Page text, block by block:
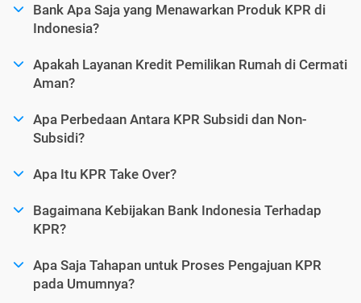
Bank Apa Saja yang Menawarkan Produk KPR di
Indonesia?
Apakah Layanan Kredit Pemilikan Rumah di Cermati
Aman?
Apa Perbedaan Antara KPR Subsidi dan Non-
Subsidi?
Apa Itu KPR Take Over?
Bagaimana Kebijakan Bank Indonesia Terhadap
KPR?
Apa Saja Tahapan untuk Proses Pengajuan KPR
pada Umumnya?